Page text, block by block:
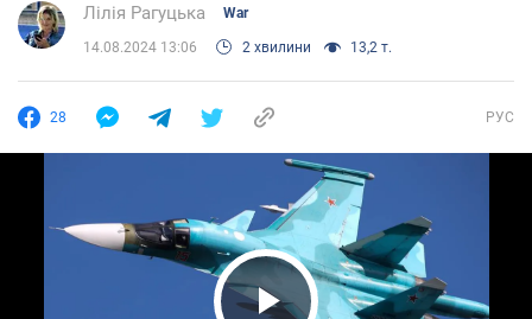
Лілія Рагуцька War
14.08.2024 13:06 2 хвилини 13,2 т.
28 РУС